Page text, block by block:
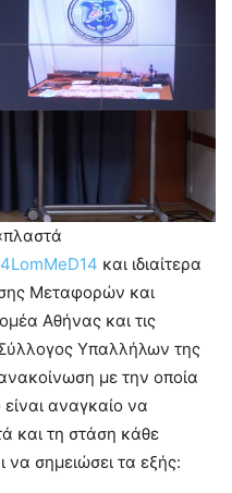
και ιδιαίτερα
Μεταφορών και
Αθήνας και τις
Υπαλλήλων της
με την οποία
είναι αναγκαίο να
και τη στάση κάθε
σημειώσει τα εξής: